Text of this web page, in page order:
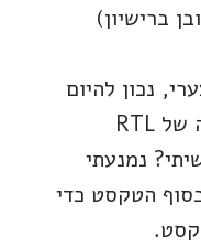
ברישיון)
נכון להיום
לא הצלחתי לתת הגדרה של RTL
נמנעתי
הטקסט כדי